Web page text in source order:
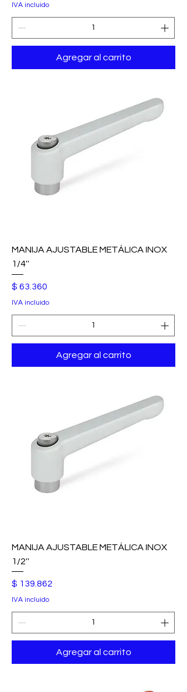
IVA incluido
Agregar al carrito
MANIJA AJUSTABLE METÁLICA INOX
1/4''
Precio
$ 63.360
IVA incluido
Agregar al carrito
MANIJA AJUSTABLE METÁLICA INOX
1/2''
Precio
$ 139.862
IVA incluido
Agregar al carrito